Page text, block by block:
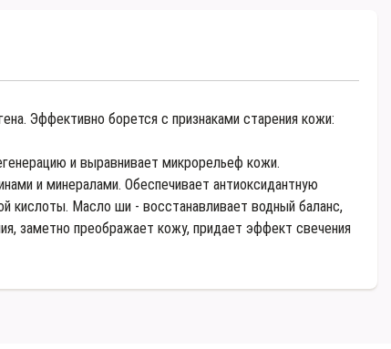
Эффективно борется с признаками старения кожи:
и выравнивает микрорельеф кожи.
и минералами. Обеспечивает антиоксидантную
кислоты. Масло ши - восстанавливает водный баланс,
заметно преображает кожу, придает эффект свечения